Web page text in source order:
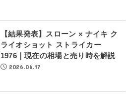
【結果発表】スローン × ナイキ ク
ライオショット ストライカー
1976｜現在の相場と売り時を解説
2026.06.17